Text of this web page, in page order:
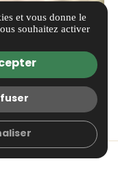
et vous donne le
souhaitez activer